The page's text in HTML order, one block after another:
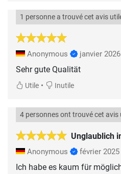
1 personne a trouvé cet avis
Anonymous janvier 2026
Sehr gute Qualität
Utile • Inutile
Unglaublich
4 personnes ont trouvé cet avis
Anonymous février 2025
Ich habe es kaum für